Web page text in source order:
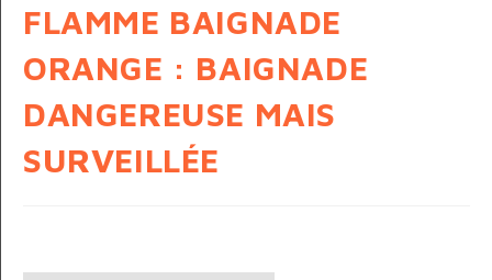
FLAMME BAIGNADE
ORANGE : BAIGNADE
DANGEREUSE MAIS
SURVEILLÉE